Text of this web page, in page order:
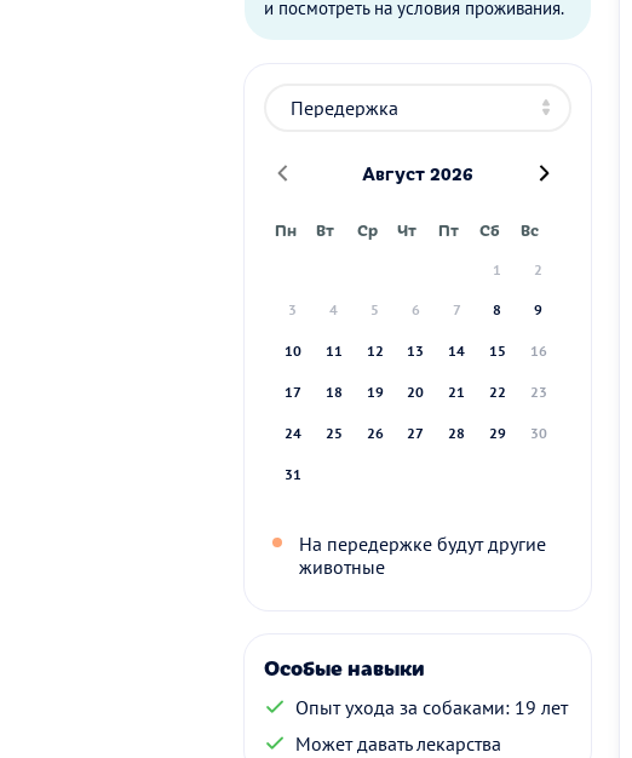
и посмотреть на условия проживания.
Август 2026
Пн Вт Ср Чт Пт Сб Вс
1 2
3 4 5 6 7 8 9
10 11 12 13 14 15 16
17 18 19 20 21 22 23
24 25 26 27 28 29 30
31
На передержке будут другие
животные
Особые навыки
Опыт ухода за собаками: 19 лет
Может давать лекарства